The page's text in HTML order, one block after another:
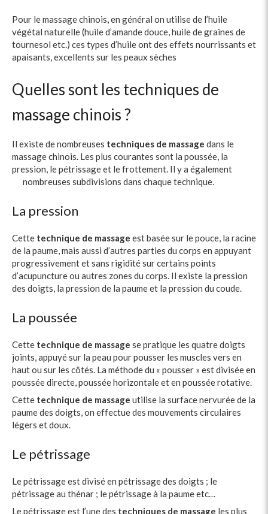
Pour le massage chinois,en général on utilise de l’huile
végétal naturelle (huile d’amande douce, huile de graines de
tournesol etc.) ces types d’huile ont des effets nourrissants et
apaisants, excellents sur les peaux sèches
Quelles sont les techniques de
massage chinois ?
Il existe de nombreuses techniques de massage dans le
massage chinois. Les plus courantes sont la poussée, la
pression, le pétrissage et le frottement. Il y a également
nombreuses subdivisions dans chaque technique.
La pression
Cette technique de massage est basée sur le pouce, la racine
de la paume, mais aussi d’autres parties du corps en appuyant
progressivement et sans rigidité sur certains points
d’acupuncture ou autres zones du corps. Il existe la pression
des doigts, la pression de la paume et la pression du coude.
La poussée
Cette technique de massage se pratique les quatre doigts
joints, appuyé sur la peau pour pousser les muscles vers en
haut ou sur les côtés. La méthode du « pousser » est divisée en
poussée directe, poussée horizontale et en poussée rotative.
Cette technique de massage utilise la surface nervurée de la
paume des doigts, on effectue des mouvements circulaires
légers et doux.
Le pétrissage
Le pétrissage est divisé en pétrissage des doigts ; le
pétrissage au thénar ; le pétrissage à la paume etc…
Le pétrissage est l’une des techniques de massage les plus